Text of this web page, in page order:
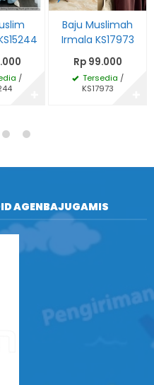
/
Baju Muslimah
Irmala KS17973
Rp 99.000
Tersedia /
KS17973
AGENBAJUGAMIS